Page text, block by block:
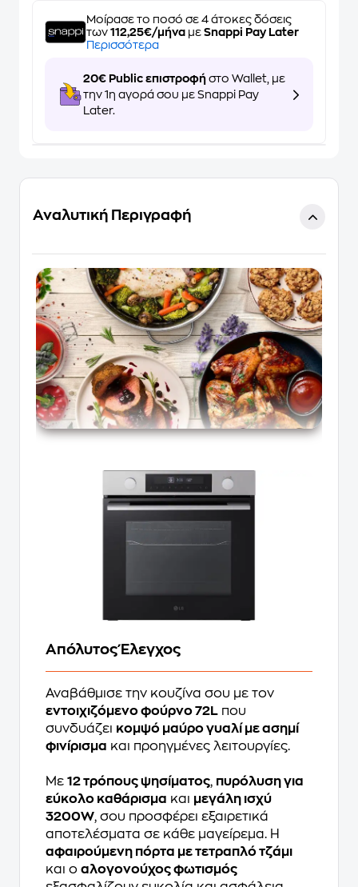
Μοίρασε το ποσό σε 4 άτοκες δόσεις
των 112,25€/μήνα με Snappi Pay Later
Περισσότερα
20€ Public επιστροφή στο Wallet, με
την 1η αγορά σου με Snappi Pay
Later.
Αναλυτική Περιγραφή
Απόλυτος Έλεγχος
Αναβάθμισε την κουζίνα σου με τον
εντοιχιζόμενο φούρνο 72L που
συνδυάζει κομψό μαύρο γυαλί με ασημί
φινίρισμα και προηγμένες λειτουργίες.
Με 12 τρόπους ψησίματος, πυρόλυση για
εύκολο καθάρισμα και μεγάλη ισχύ
3200W, σου προσφέρει εξαιρετικά
αποτελέσματα σε κάθε μαγείρεμα. Η
αφαιρούμενη πόρτα με τετραπλό τζάμι
και ο αλογονούχος φωτισμός